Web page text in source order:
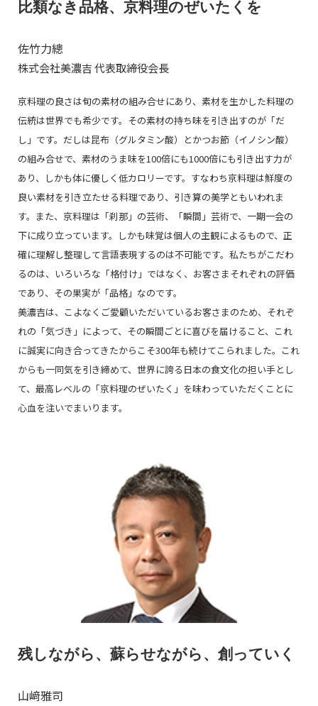
比類なき品格、京料理のぜいたくを
佐竹力總
株式会社美濃吉 代表取締役会長
京料理の良さは旬の素材の組み合せにあり、素材を生かした料理の
伝統は世界でも希少です。その素材の持ち味を引き出すのが「だ
し」です。だしは昆布（グルタミン酸）とかつお節（イノシン酸）
の組み合せで、素材のうま味を100倍にも1000倍にも引き出す力が
あり、しかも体に優しく低カロリーです。すなわち京料理は鮮度の
良い素材を引き立たせる料理であり、引き算の美学ともいわれま
す。また、京料理は「刹那」の芸術、「瞬間」芸術で、一期一会の
下に成り立っています。しかも味覚は個人の主観によるもので、正
確に理解し整理して言語表現するのは不可能です。私たちがこだわ
るのは、いろいろな「格付け」ではなく、お客さまそれぞれの評価
であり、その果実が「品格」なのです。
美濃吉は、こよなくご愛顧いただいているお客さまのため、それぞ
れの「気づき」によって、その瞬間ごとに喜びを届けること、これ
に誠実に向き合ってきたからこそ300年も続けてこられました。これ
からも一同気を引き締めて、世界に誇る日本の食文化の担い手とし
て、最高レベルの「京料理のぜいたく」を味わっていただくことに
心血を注いでまいります。
残しながら、蘇らせながら、創っていく
山﨑雅司